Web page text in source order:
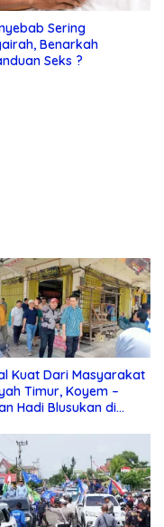
Sering
Benarkah
Seks ?
Kuat Dari Masyarakat
Timur, Koyem –
Hadi Blusukan di